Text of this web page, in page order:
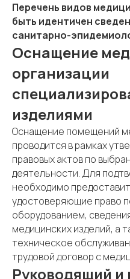
Перечень видов
быть идентичен
санитарно-
Оснащение
организации
изделиями
Оснащение помещений
проводится в рамках
правовых актов по
деятельности. Для
необходимо
удостоверяющие право
оборудованием,
медицинских изделий, а
техническое
трудовой договор с
Руководящий